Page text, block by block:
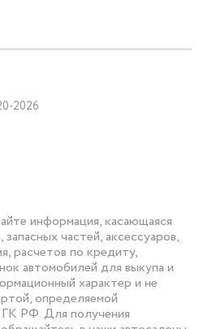
2026
информация, касающаяся
частей, аксессуаров,
расчетов по кредиту,
автомобилей для выкупа и
характер и не
определяемой
РФ. Для получения